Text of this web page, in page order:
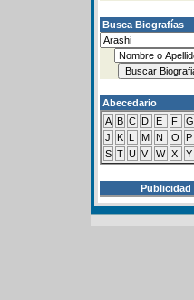
Busca Biografías
Abecedario
A B C D E F G
J
K L M N O P
S T U V W X Y
Publicidad